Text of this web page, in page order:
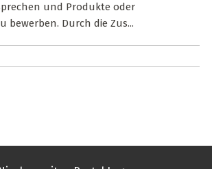
und Produkte oder
bewerben. Durch die Zus...